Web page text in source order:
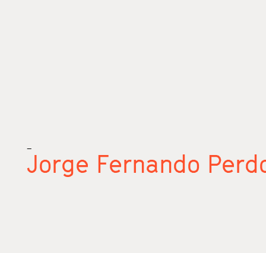
_
Jorge Fernando